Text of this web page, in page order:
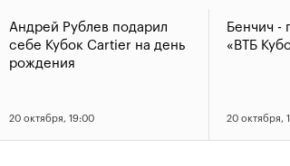
Андрей Рублев подарил
себе Кубок Cartier на день
рождения
20 октября, 19:00
Бенчич -
«ВТБ
20 октября,